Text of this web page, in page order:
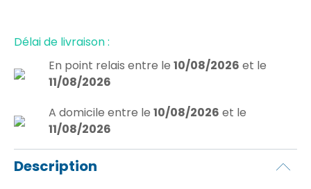
Délai de livraison :
En point relais entre le 10/08/2026 et le
11/08/2026
A domicile entre le 10/08/2026 et le
11/08/2026
Description